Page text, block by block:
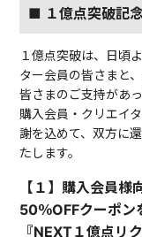
■ １億点突破記
１億点突破は、日頃
ター会員の皆さまと
皆さまのご支持があ
購入会員・クリエイ
謝を込めて、双方に
たします。
【１】購入会員
50％OFFクーポ
『NEXT１億点リ